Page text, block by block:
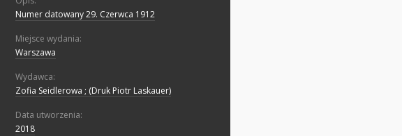
Numer datowany 29. Czerwca 1912
Miejsce wydania:
Warszawa
Wydawca:
Zofia Seidlerowa ; (Druk Piotr Laskauer)
Data utworzenia:
2018